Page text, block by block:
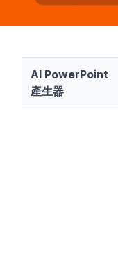
AI PowerPoint
產生器